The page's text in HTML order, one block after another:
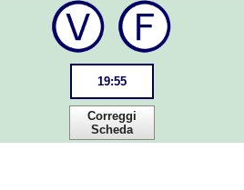
19:55
Correggi
Scheda